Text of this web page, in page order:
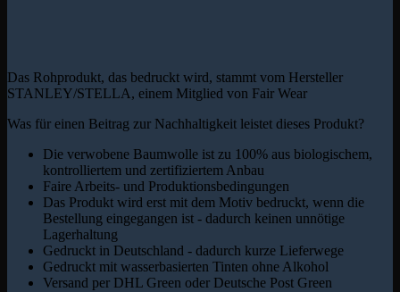
Das Rohprodukt, das bedruckt wird, stammt vom Hersteller
STANLEY/STELLA, einem Mitglied von Fair Wear
Was für einen Beitrag zur Nachhaltigkeit leistet dieses Produkt?
Die verwobene Baumwolle ist zu 100% aus biologischem,
kontrolliertem und zertifiziertem Anbau
Faire Arbeits- und Produktionsbedingungen
Das Produkt wird erst mit dem Motiv bedruckt, wenn die
Bestellung eingegangen ist - dadurch keinen unnötige
Lagerhaltung
Gedruckt in Deutschland - dadurch kurze Lieferwege
Gedruckt mit wasserbasierten Tinten ohne Alkohol
Versand per DHL Green oder Deutsche Post Green